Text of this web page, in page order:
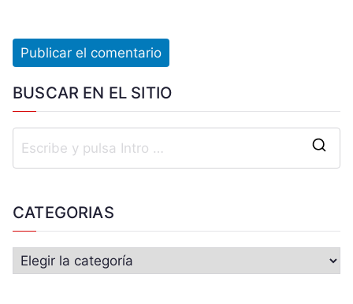
BUSCAR EN EL SITIO
CATEGORIAS